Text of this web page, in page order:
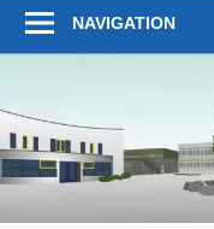
NAVIGATION